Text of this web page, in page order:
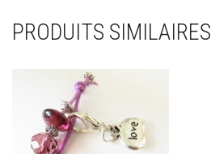
PRODUITS SIMILAIRES